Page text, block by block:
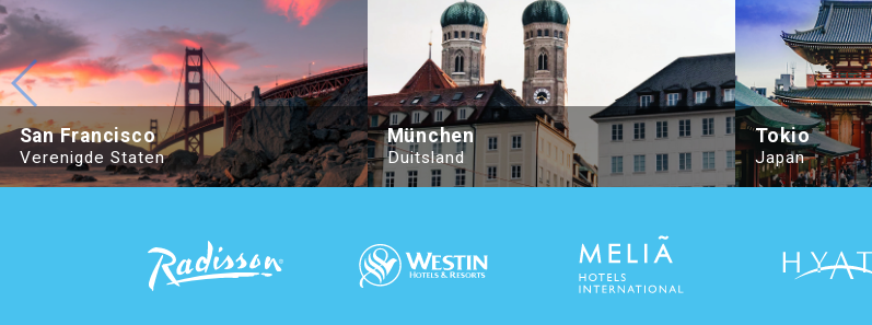
Beijing Hotel Nuo Forbidden City
San Francisco
Verenigde Staten
Hotel Adagio, Autograph Collection
München
Duitsland
Hotel München
Tokio
Japan